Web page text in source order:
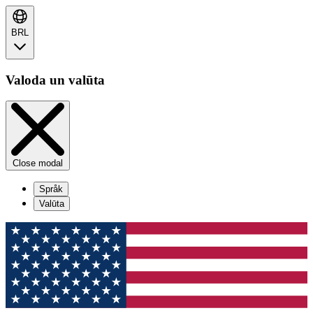
BRL
Valoda un valūta
Close modal
Språk
Valūta